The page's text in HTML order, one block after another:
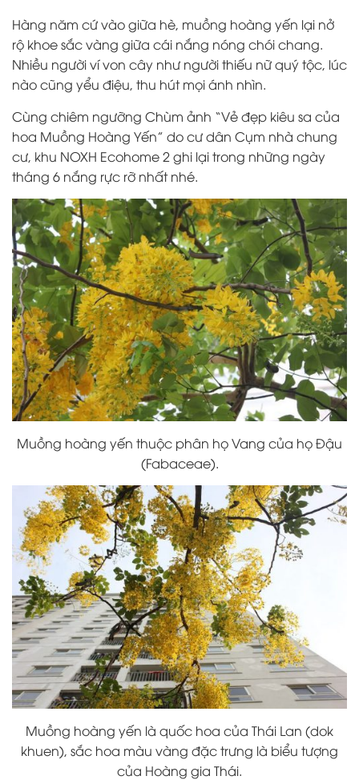
Hàng năm cứ vào giữa hè, muồng hoàng yến lại nở
rộ khoe sắc vàng giữa cái nắng nóng chói chang.
Nhiều người ví von cây như người thiếu nữ quý tộc, lúc
nào cũng yểu điệu, thu hút mọi ánh nhìn.
Cùng chiêm ngưỡng Chùm ảnh “Vẻ đẹp kiêu sa của
hoa Muồng Hoàng Yến” do cư dân Cụm nhà chung
cư, khu NOXH Ecohome 2 ghi lại trong những ngày
tháng 6 nắng rực rỡ nhất nhé.
Muồng hoàng yến thuộc phân họ Vang của họ Đậu
(Fabaceae).
Muồng hoàng yến là quốc hoa của Thái Lan (dok
khuen), sắc hoa màu vàng đặc trưng là biểu tượng
của Hoàng gia Thái.